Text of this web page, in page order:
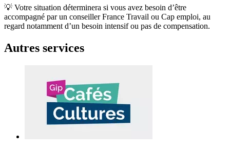
💡 Votre situation déterminera si vous avez besoin d’être
accompagné par un conseiller France Travail ou Cap emploi, au
regard notamment d’un besoin intensif ou pas de compensation.
Autres services